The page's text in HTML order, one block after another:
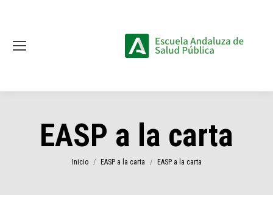
EASP a la carta
Estás aquí:
Inicio EASP a la carta EASP a la carta